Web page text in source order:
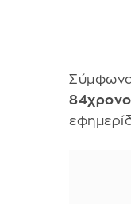
Σύμφωνα